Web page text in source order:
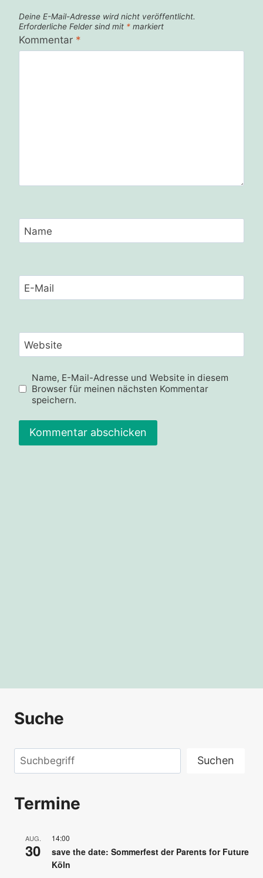
Deine E-Mail-Adresse wird nicht veröffentlicht.
Erforderliche Felder sind mit * markiert
Kommentar *
Name
E-Mail
Website
Name, E-Mail-Adresse und Website in diesem
Browser für meinen nächsten Kommentar
speichern.
Suche
Suchen Suchen
Termine
AUG.
30
14:00
save the date: Sommerfest der Parents for Future
Köln